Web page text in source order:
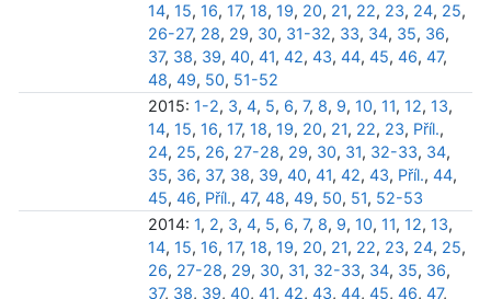
14, 15, 16, 17, 18, 19, 20, 21, 22, 23, 24, 25,
26-27, 28, 29, 30, 31-32, 33, 34, 35, 36,
37, 38, 39, 40, 41, 42, 43, 44, 45, 46, 47,
48, 49, 50, 51-52
2015: 1-2, 3, 4, 5, 6, 7, 8, 9, 10, 11, 12, 13,
14, 15, 16, 17, 18, 19, 20, 21, 22, 23, Příl.,
24, 25, 26, 27-28, 29, 30, 31, 32-33, 34,
35, 36, 37, 38, 39, 40, 41, 42, 43, Příl., 44,
45, 46, Příl., 47, 48, 49, 50, 51, 52-53
2014: 1, 2, 3, 4, 5, 6, 7, 8, 9, 10, 11, 12, 13,
14, 15, 16, 17, 18, 19, 20, 21, 22, 23, 24, 25,
26, 27-28, 29, 30, 31, 32-33, 34, 35, 36,
37, 38, 39, 40, 41, 42, 43, 44, 45, 46, 47,